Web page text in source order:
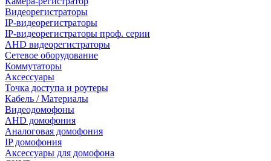
Видеорегистраторы
IP-видеорегистраторы
IP-видеорегистраторы проф. серии
AHD видеорегистраторы
Сетевое оборудование
Коммутаторы
Аксессуары
Точка доступа и роутеры
Кабель / Материалы
Видеодомофоны
AHD домофония
Аналоговая домофония
IP домофония
Аксессуары для домофона